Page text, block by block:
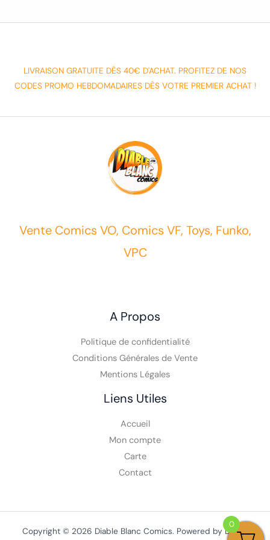
LIVRAISON GRATUITE DÈS 40€ D'ACHAT. PROFITEZ DE NOS
CODES PROMO HEBDOMADAIRES DÈS VOTRE PREMIER ACHAT !
Vente Comics VO, Comics VF, Toys, Funko,
VPC
A Propos
Politique de confidentialité
Conditions Générales de Vente
Mentions Légales
Liens Utiles
Accueil
Mon compte
Carte
Contact
Copyright © 2026 Diable Blanc Comics. Powered by Diable
0